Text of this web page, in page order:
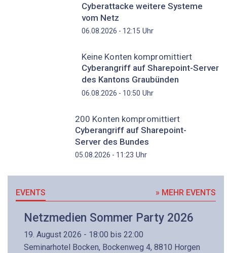
Cyberattacke weitere Systeme
vom Netz
06.08.2026 - 12:15 Uhr
Keine Konten kompromittiert
Cyberangriff auf Sharepoint-Server
des Kantons Graubünden
06.08.2026 - 10:50 Uhr
200 Konten kompromittiert
Cyberangriff auf Sharepoint-
Server des Bundes
05.08.2026 - 11:23 Uhr
EVENTS » MEHR EVENTS
Netzmedien Sommer Party 2026
19. August 2026 - 18:00 bis 22:00
Seminarhotel Bocken, Bockenweg 4, 8810 Horgen